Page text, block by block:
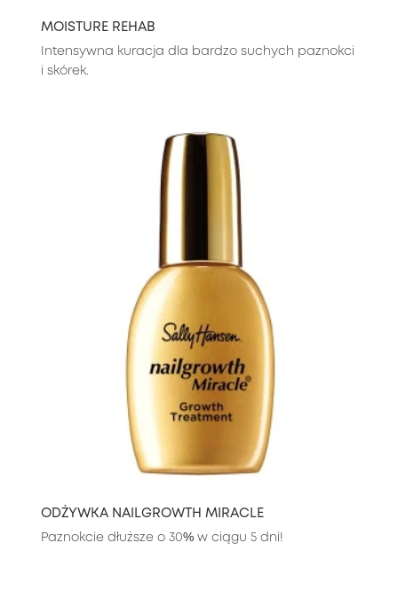
MOISTURE REHAB
Intensywna kuracja dla bardzo suchych paznokci
i skórek.
ODŻYWKA NAILGROWTH MIRACLE
Paznokcie dłuższe o 30% w ciągu 5 dni!